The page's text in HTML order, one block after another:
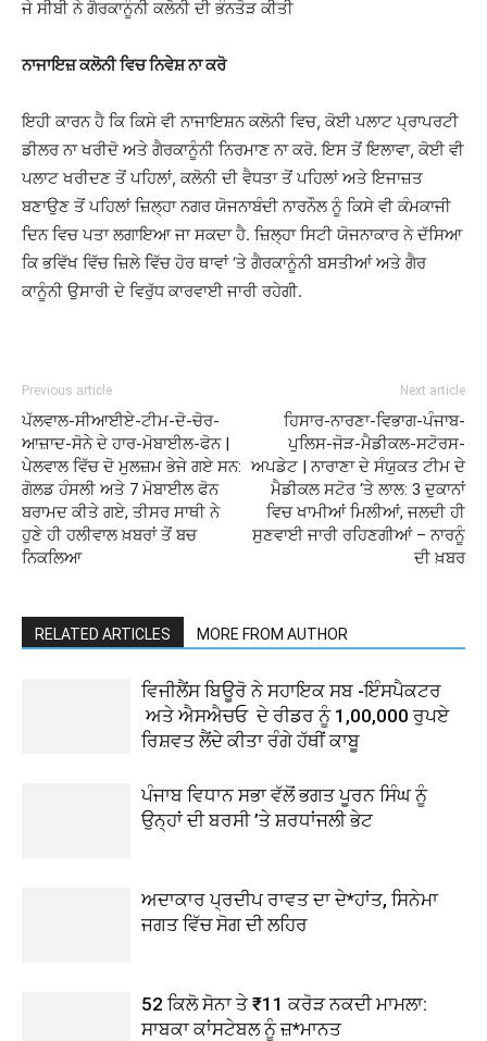
ਜੇ ਸੀਬੀ ਨੇ ਗੈਰਕਾਨੂੰਨੀ ਕਲੋਨੀ ਦੀ ਭੰਨਤੋੜ ਕੀਤੀ
ਨਾਜਾਇਜ਼ ਕਲੋਨੀ ਵਿਚ ਨਿਵੇਸ਼ ਨਾ ਕਰੋ
ਇਹੀ ਕਾਰਨ ਹੈ ਕਿ ਕਿਸੇ ਵੀ ਨਾਜਾਇਸ਼ਨ ਕਲੋਨੀ ਵਿਚ, ਕੋਈ ਪਲਾਟ ਪ੍ਰਾਪਰਟੀ
ਡੀਲਰ ਨਾ ਖਰੀਦੋ ਅਤੇ ਗੈਰਕਾਨੂੰਨੀ ਨਿਰਮਾਣ ਨਾ ਕਰੋ. ਇਸ ਤੋਂ ਇਲਾਵਾ, ਕੋਈ ਵੀ
ਪਲਾਟ ਖਰੀਦਣ ਤੋਂ ਪਹਿਲਾਂ, ਕਲੋਨੀ ਦੀ ਵੈਧਤਾ ਤੋਂ ਪਹਿਲਾਂ ਅਤੇ ਇਜਾਜ਼ਤ
ਬਣਾਉਣ ਤੋਂ ਪਹਿਲਾਂ ਜ਼ਿਲ੍ਹਾ ਨਗਰ ਯੋਜਨਾਬੰਦੀ ਨਾਰਨੌਲ ਨੂੰ ਕਿਸੇ ਵੀ ਕੰਮਕਾਜੀ
ਦਿਨ ਵਿਚ ਪਤਾ ਲਗਾਇਆ ਜਾ ਸਕਦਾ ਹੈ. ਜ਼ਿਲ੍ਹਾ ਸਿਟੀ ਯੋਜਨਾਕਾਰ ਨੇ ਦੱਸਿਆ
ਕਿ ਭਵਿੱਖ ਵਿੱਚ ਜ਼ਿਲੇ ਵਿੱਚ ਹੋਰ ਥਾਵਾਂ ‘ਤੇ ਗੈਰਕਾਨੂੰਨੀ ਬਸਤੀਆਂ ਅਤੇ ਗੈਰ
ਕਾਨੂੰਨੀ ਉਸਾਰੀ ਦੇ ਵਿਰੁੱਧ ਕਾਰਵਾਈ ਜਾਰੀ ਰਹੇਗੀ.
Previous article
ਪੱਲਵਾਲ-ਸੀਆਈਏ-ਟੀਮ-ਦੋ-ਚੋਰ-
ਆਜ਼ਾਦ-ਸੋਨੇ ਦੇ ਹਾਰ-ਮੋਬਾਈਲ-ਫੋਨ |
ਪੇਲਵਾਲ ਵਿੱਚ ਦੋ ਮੁਲਜ਼ਮ ਭੇਜੇ ਗਏ ਸਨ:
ਗੋਲਡ ਹੰਸਲੀ ਅਤੇ 7 ਮੋਬਾਈਲ ਫੋਨ
ਬਰਾਮਦ ਕੀਤੇ ਗਏ, ਤੀਸਰ ਸਾਥੀ ਨੇ
ਹੁਣੇ ਹੀ ਹਲੀਵਾਲ ਖ਼ਬਰਾਂ ਤੋਂ ਬਚ
ਨਿਕਲਿਆ
Next article
ਹਿਸਾਰ-ਨਾਰਣਾ-ਵਿਭਾਗ-ਪੰਜਾਬ-
ਪੁਲਿਸ-ਜੋੜ-ਮੈਡੀਕਲ-ਸਟੋਰਸ-
ਅਪਡੇਟ | ਨਾਰਾਣਾ ਦੇ ਸੰਯੁਕਤ ਟੀਮ ਦੇ
ਮੈਡੀਕਲ ਸਟੋਰ ‘ਤੇ ਲਾਲ: 3 ਦੁਕਾਨਾਂ
ਵਿਚ ਖਾਮੀਆਂ ਮਿਲੀਆਂ, ਜਲਦੀ ਹੀ
ਸੁਣਵਾਈ ਜਾਰੀ ਰਹਿਣਗੀਆਂ – ਨਾਰਨੂੰ
ਦੀ ਖ਼ਬਰ
RELATED ARTICLES MORE FROM AUTHOR
ਵਿਜੀਲੈਂਸ ਬਿਊਰੋ ਨੇ ਸਹਾਇਕ ਸਬ -ਇੰਸਪੈਕਟਰ
ਅਤੇ ਐਸਐਚਓ ਦੇ ਰੀਡਰ ਨੂੰ 1,00,000 ਰੁਪਏ
ਰਿਸ਼ਵਤ ਲੈਂਦੇ ਕੀਤਾ ਰੰਗੇ ਹੱਥੀਂ ਕਾਬੂ
ਪੰਜਾਬ ਵਿਧਾਨ ਸਭਾ ਵੱਲੋਂ ਭਗਤ ਪੂਰਨ ਸਿੰਘ ਨੂੰ
ਉਨ੍ਹਾਂ ਦੀ ਬਰਸੀ ’ਤੇ ਸ਼ਰਧਾਂਜਲੀ ਭੇਟ
ਅਦਾਕਾਰ ਪ੍ਰਦੀਪ ਰਾਵਤ ਦਾ ਦੇ*ਹਾਂਤ, ਸਿਨੇਮਾ
ਜਗਤ ਵਿੱਚ ਸੋਗ ਦੀ ਲਹਿਰ
52 ਕਿਲੋ ਸੋਨਾ ਤੇ ₹11 ਕਰੋੜ ਨਕਦੀ ਮਾਮਲਾ:
ਸਾਬਕਾ ਕਾਂਸਟੇਬਲ ਨੂੰ ਜ਼*ਮਾਨਤ